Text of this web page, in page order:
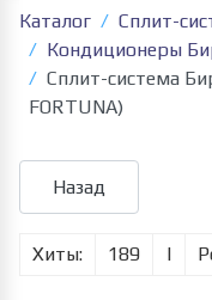
Каталог
Сплит-
Кондиционеры
Сплит-система
FORTUNA)
Хиты: 189 |